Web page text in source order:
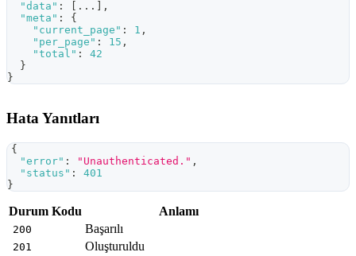
"data" : ...
,
"meta" :
{
"current_page" : 1 ,
"per_page" : 15 ,
"total" :
42
}
}
Hata Yanıtları
{
"error" : "Unauthenticated." ,
"status" :
401
}
Durum Kodu Anlamı
200 Başarılı
201 Oluşturuldu